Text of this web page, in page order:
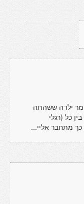
ילדה ששהתה
כל (רגלי
מתחבר אליי...